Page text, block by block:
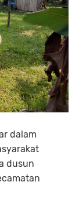
dalam
dusun